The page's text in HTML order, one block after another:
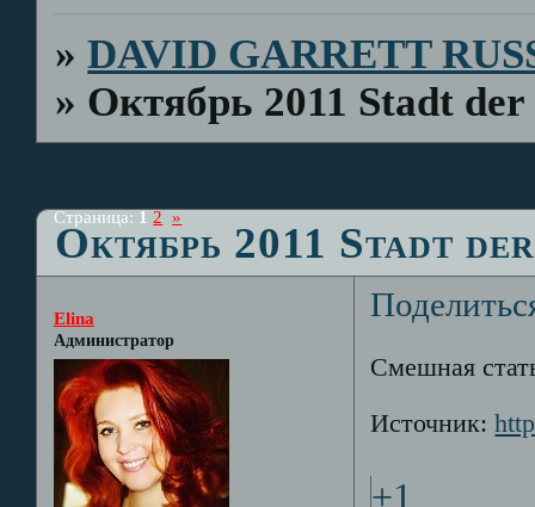
»DAVID GARRETT
» Октябрь 2011 Stadt
Октябрь 2011 Stadt
Страница:1 2 »
Elina
Администратор
Смешная
Источник:
+1